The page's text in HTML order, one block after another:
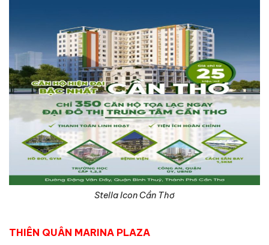
Stella Icon Cần Thơ
THIÊN QUÂN MARINA PLAZA